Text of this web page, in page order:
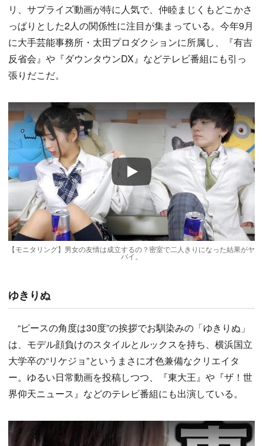
リ、サプライズ動画が特に人気で、仲睦まじくもどこかさ
っぱりとした2人の関係性に注目が集まっている。今年9月
に大手芸能事務所・太田プロダクションに所属し、『有吉
反省会』や『ダウンタウンDX』などテレビ番組にも引っ
張りだこだ。
Play
【モニタリング】男女の友情は成立するの？密室で二人きりになった結果がヤ
バイ。
ゆきりぬ
“ピースの角度は30度”の挨拶でお馴染みの「ゆきりぬ」
は、モデル顔負けのスタイルとルックスを持ち、横浜国立
大学卒の“リケジョ”というまさに才色兼備なクリエイタ
ー。ゆるい日常動画を投稿しつつ、『東大王』や『ザ！世
界仰天ニュース』などのテレビ番組にも出演している。